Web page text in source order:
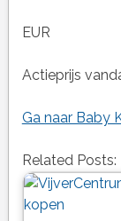
EUR
Actieprijs
Ga naar Baby
Related Posts: